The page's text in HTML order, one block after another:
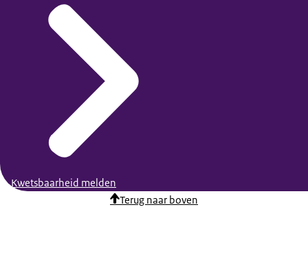
Kwetsbaarheid melden
Terug naar boven